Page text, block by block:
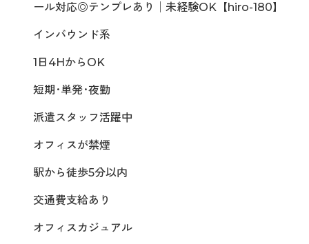
ール対応◎テンプレあり│未経験OK【hiro-180】
インバウンド系
1日4HからOK
短期･単発･夜勤
派遣スタッフ活躍中
オフィスが禁煙
駅から徒歩5分以内
交通費支給あり
オフィスカジュアル